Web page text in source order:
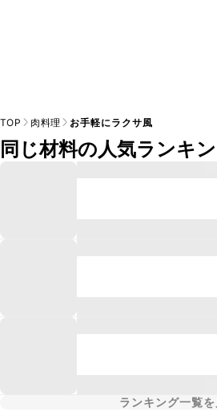
TOP 肉料理 お手軽にラクサ風
同じ材料の人気ランキ
ランキング一覧を